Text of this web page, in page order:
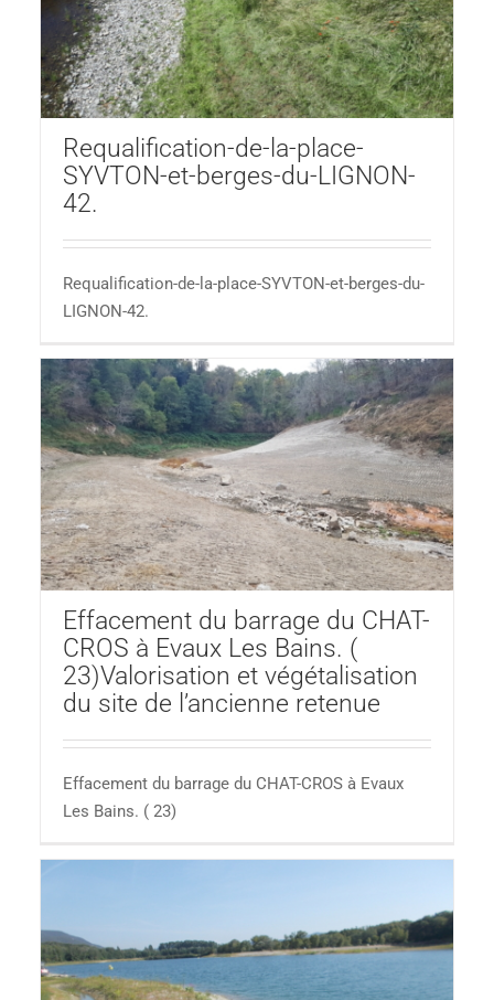
Requalification-de-la-place-
SYVTON-et-berges-du-LIGNON-
42.
Requalification-de-la-place-SYVTON-et-berges-du-
LIGNON-42.
Effacement du barrage du CHAT-
CROS à Evaux Les Bains. (
23)Valorisation et végétalisation
du site de l’ancienne retenue
Effacement du barrage du CHAT-CROS à Evaux
Les Bains. ( 23)